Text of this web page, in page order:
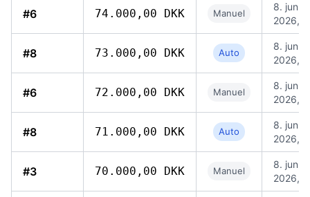
#6 74.000,00 DKK Manuel
8. jun.
2026,
#8 73.000,00 DKK Auto
8. jun.
2026,
#6 72.000,00 DKK Manuel
8. jun.
2026,
#8 71.000,00 DKK Auto
8. jun.
2026,
#3 70.000,00 DKK Manuel
8. jun.
2026,